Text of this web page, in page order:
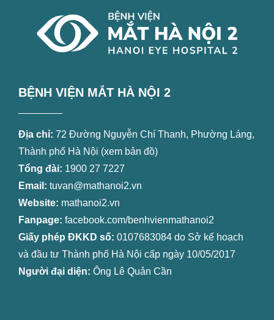
BỆNH VIỆN MẮT HÀ NỘI 2
Địa chỉ: 72 Đường Nguyễn Chí Thanh, Phường Láng,
Thành phố Hà Nội (xem bản đồ)
Tổng đài: 1900 27 7227
Email: tuvan@mathanoi2.vn
Website: mathanoi2.vn
Fanpage: facebook.com/benhvienmathanoi2
Giấy phép ĐKKD số: 0107683084 do Sở kế hoạch
và đầu tư Thành phố Hà Nội cấp ngày 10/05/2017
Người đại diện: Ông Lê Quản Cần